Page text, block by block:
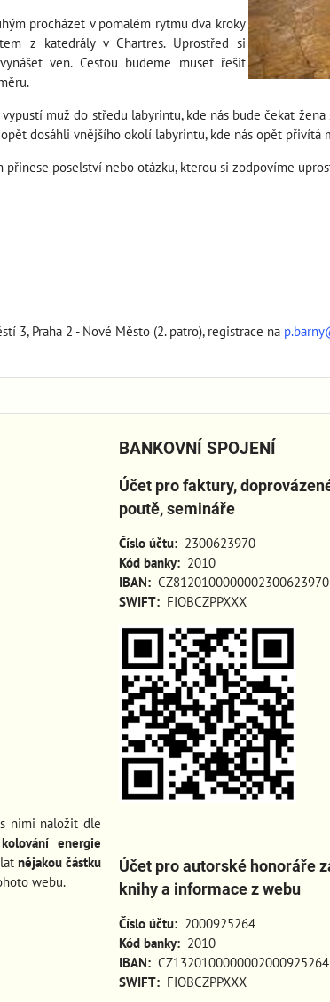
procházet v pomalém rytmu dva kroky
z katedrály v Chartres. Uprostřed si
ven. Cestou budeme muset řešit
muž do středu labyrintu, kde nás bude čekat
dosáhli vnějšího okolí labyrintu, kde nás opět přivítá
poselství nebo otázku, kterou si zodpovíme
3, Praha 2 - Nové Město (2. patro), registrace na
nimi naložit dle
energie
nějakou částku
webu.
BANKOVNÍ SPOJENÍ
Účet pro faktury,
poutě, semináře
Číslo účtu: 2300623970
Kód banky: 2010
IBAN: CZ8120100000002300623970
SWIFT: FIOBCZPPXXX
Účet pro autorské honoráře
knihy a informace z webu
Číslo účtu: 2000925264
Kód banky: 2010
IBAN: CZ1320100000002000925264
SWIFT: FIOBCZPPXXX